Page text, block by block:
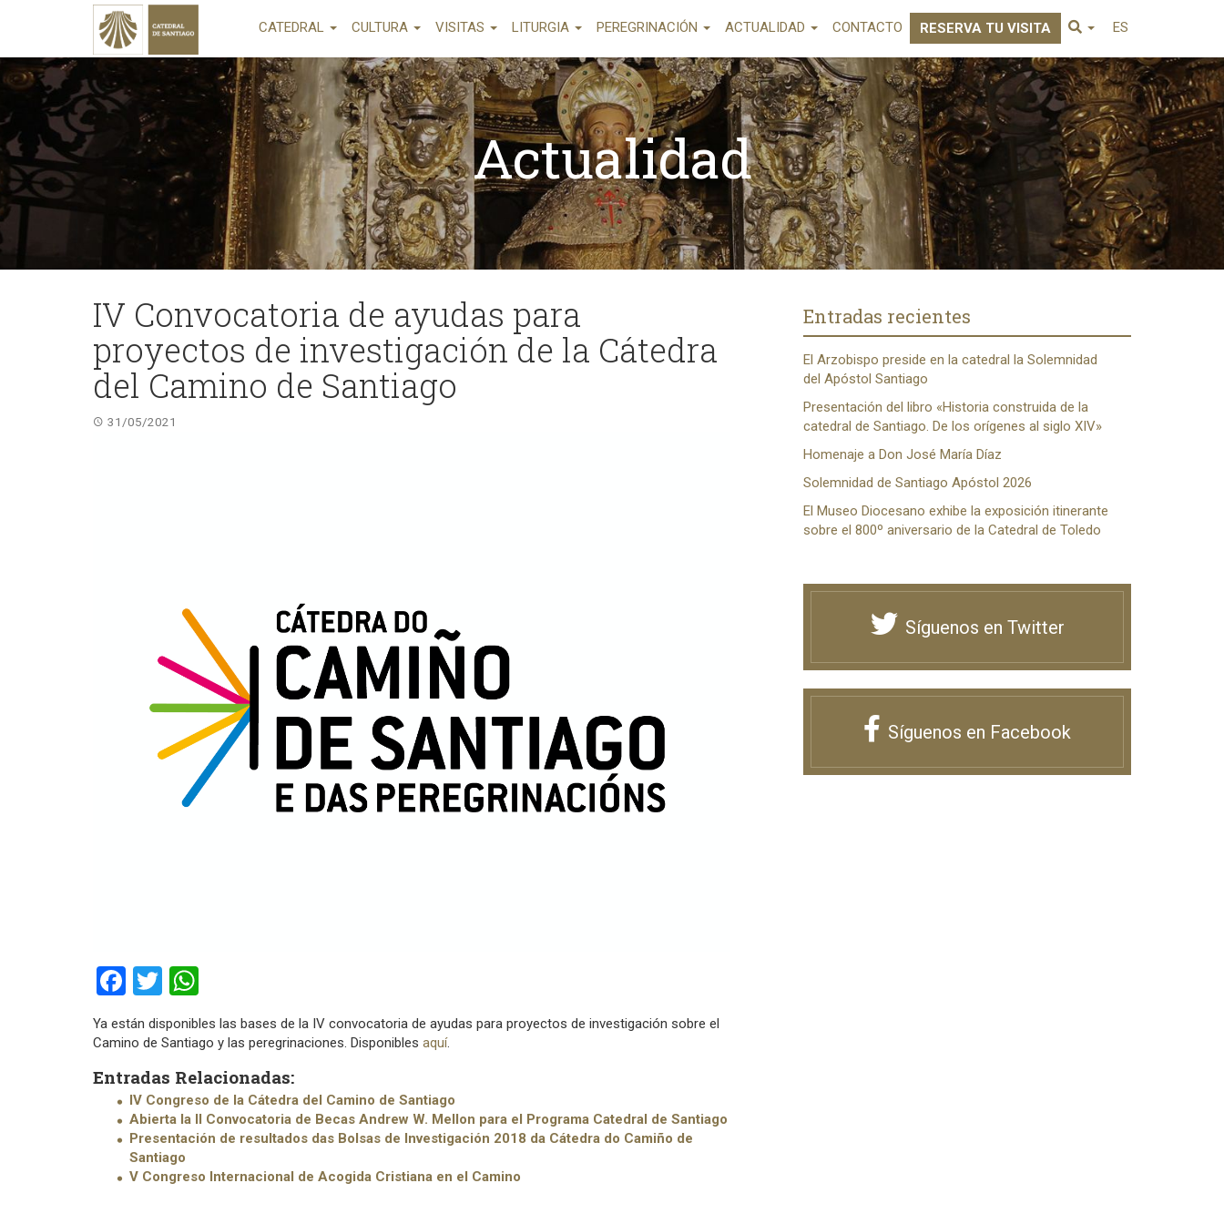
CATEDRAL CULTURA VISITAS LITURGIA PEREGRINACIÓN ACTUALIDAD CONTACTO RESERVA TU VISITA ES
Actualidad
IV Convocatoria de ayudas para
proyectos de investigación de la Cátedra
del Camino de Santiago
31/05/2021
Facebook
Twitter
Ya están disponibles las bases de la IV convocatoria de ayudas para proyectos de investigación sobre el
Camino de Santiago y las peregrinaciones. Disponibles aquí.
Entradas Relacionadas:
IV Congreso de la Cátedra del Camino de Santiago
Abierta la II Convocatoria de Becas Andrew W. Mellon para el Programa Catedral de Santiago
Presentación de resultados das Bolsas de Investigación 2018 da Cátedra do Camiño de
Santiago
V Congreso Internacional de Acogida Cristiana en el Camino
Entradas recientes
El Arzobispo preside en la catedral la Solemnidad
del Apóstol Santiago
Presentación del libro «Historia construida de la
catedral de Santiago. De los orígenes al siglo XIV»
Homenaje a Don José María Díaz
Solemnidad de Santiago Apóstol 2026
El Museo Diocesano exhibe la exposición itinerante
sobre el 800º aniversario de la Catedral de Toledo
Síguenos en Twitter
Síguenos en Facebook